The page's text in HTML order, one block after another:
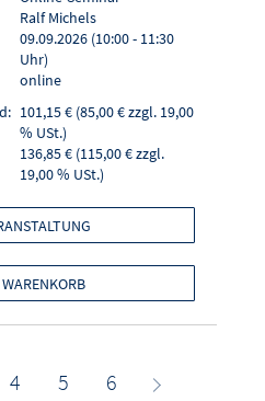
Ralf Michels
09.09.2026 (10:00 - 11:30
Uhr)
online
101,15 € (85,00 € zzgl. 19,00
% USt.)
136,85 € (115,00 € zzgl.
19,00 % USt.)
4 5 6